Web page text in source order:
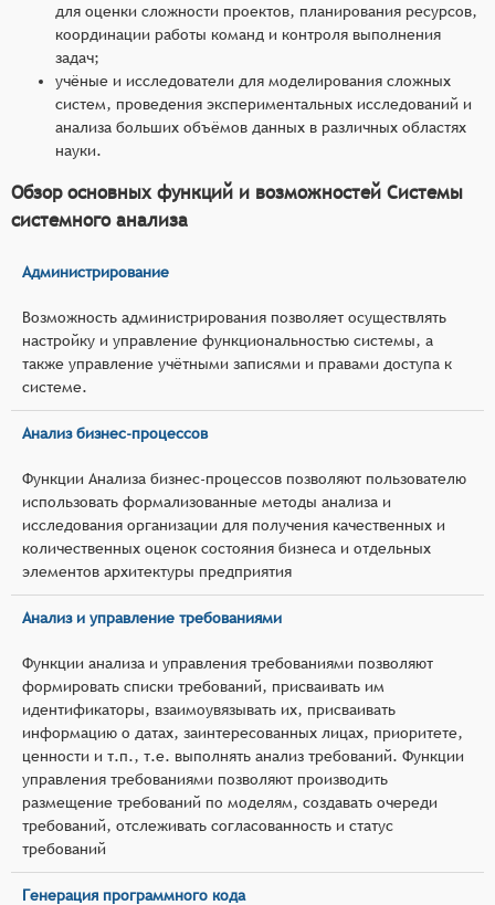
для оценки сложности проектов, планирования ресурсов,
координации работы команд и контроля выполнения
задач;
учёные и исследователи для моделирования сложных
систем, проведения экспериментальных исследований и
анализа больших объёмов данных в различных областях
науки.
Обзор основных функций и возможностей Системы
системного анализа
Администрирование
Возможность администрирования позволяет осуществлять
настройку и управление функциональностью системы, а
также управление учётными записями и правами доступа к
системе.
Анализ бизнес-процессов
Функции Анализа бизнес-процессов позволяют пользователю
использовать формализованные методы анализа и
исследования организации для получения качественных и
количественных оценок состояния бизнеса и отдельных
элементов архитектуры предприятия
Анализ и управление требованиями
Функции анализа и управления требованиями позволяют
формировать списки требований, присваивать им
идентификаторы, взаимоувязывать их, присваивать
информацию о датах, заинтересованных лицах, приоритете,
ценности и т.п., т.е. выполнять анализ требований. Функции
управления требованиями позволяют производить
размещение требований по моделям, создавать очереди
требований, отслеживать согласованность и статус
требований
Генерация программного кода